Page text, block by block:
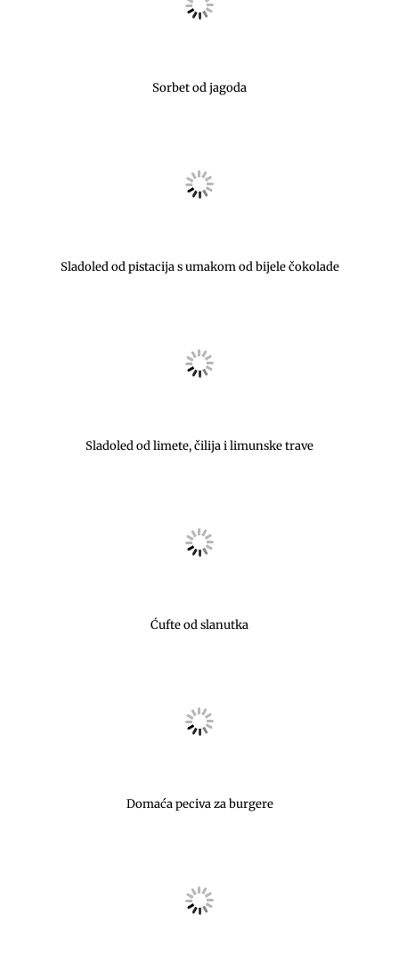
Sorbet od jagoda
Sladoled od pistacija s umakom od bijele čokolade
Sladoled od limete, čilija i limunske trave
Ćufte od slanutka
Domaća peciva za burgere